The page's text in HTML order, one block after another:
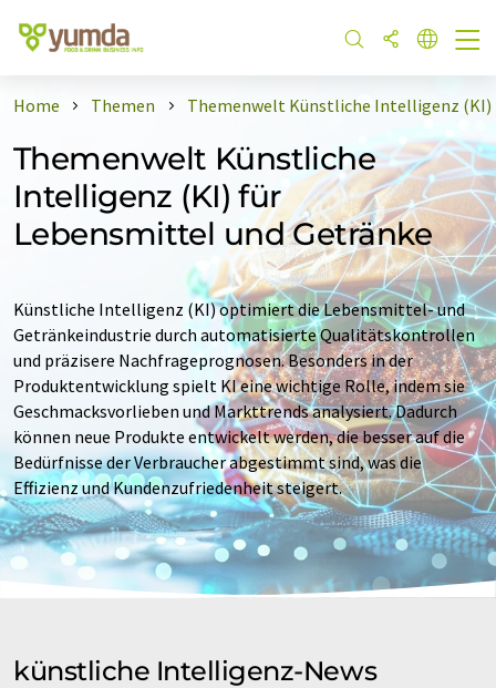
Home Themen Themenwelt Künstliche Intelligenz
Themenwelt Künstliche
Intelligenz (KI) für
Lebensmittel und Getränke
Künstliche Intelligenz (KI) optimiert die Lebensmittel- und
Getränkeindustrie durch automatisierte Qualitätskontrollen
und präzisere Nachfrageprognosen. Besonders in der
Produktentwicklung spielt KI eine wichtige Rolle, indem sie
Geschmacksvorlieben und Markttrends analysiert. Dadurch
können neue Produkte entwickelt werden, die besser auf die
Bedürfnisse der Verbraucher abgestimmt sind, was die
Effizienz und Kundenzufriedenheit steigert.
künstliche Intelligenz-News